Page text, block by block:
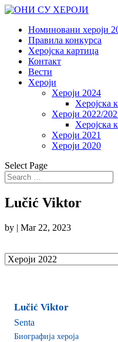
Номиновани хероји
Правила конкурса
Херојска картица
Контакт
Вести
Хероји
Хероји 2024
Херојска
Хероји 2022/
Херојска
Хероји 2021
Хероји 2020
Select Page
Lučić Viktor
by | Mar 22, 2023
Lučić Viktor
Senta
Биографија хероја